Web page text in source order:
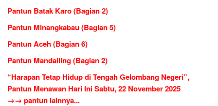
Pantun Batak Karo (Bagian 2)
Pantun Minangkabau (Bagian 5)
Pantun Aceh (Bagian 6)
Pantun Mandailing (Bagian 2)
“Harapan Tetap Hidup di Tengah Gelombang Negeri”,
Pantun Menawan Hari Ini Sabtu, 22 November 2025
→→ pantun lainnya...